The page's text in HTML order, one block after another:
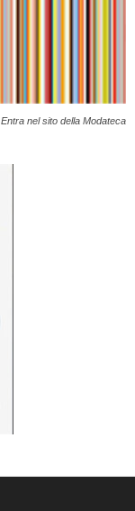
Entra nel sito della Modateca